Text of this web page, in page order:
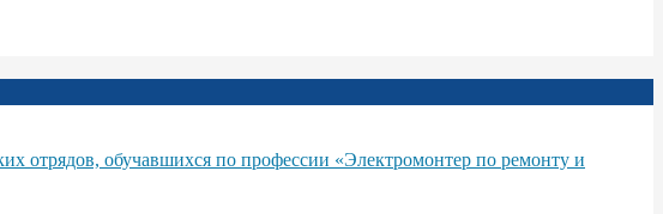
отрядов, обучавшихся по профессии «Электромонтер по ремонту и